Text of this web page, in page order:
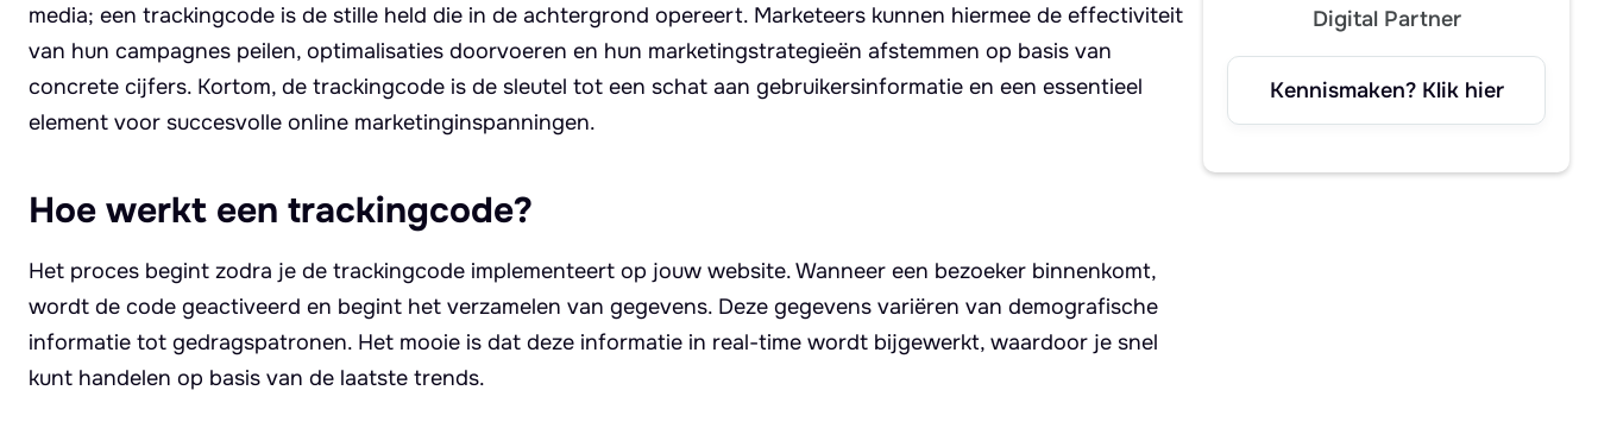
media; een trackingcode is de stille held die in de achtergrond opereert. Marketeers kunnen hiermee de effectiviteit
van hun campagnes peilen, optimalisaties doorvoeren en hun marketingstrategieën afstemmen op basis van
concrete cijfers. Kortom, de trackingcode is de sleutel tot een schat aan gebruikersinformatie en een essentieel
element voor succesvolle online marketinginspanningen.
Hoe werkt een trackingcode?
Het proces begint zodra je de trackingcode implementeert op jouw website. Wanneer een bezoeker binnenkomt,
wordt de code geactiveerd en begint het verzamelen van gegevens. Deze gegevens variëren van demografische
informatie tot gedragspatronen. Het mooie is dat deze informatie in real-time wordt bijgewerkt, waardoor je snel
kunt handelen op basis van de laatste trends.
Digital Partner
Kennismaken? Klik hier